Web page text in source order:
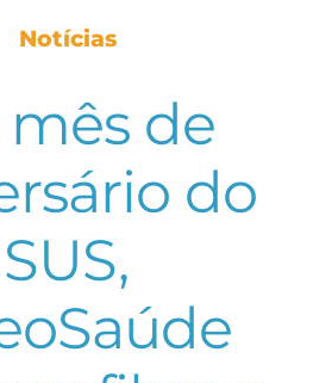
Notícias
mês de
do
SUS,